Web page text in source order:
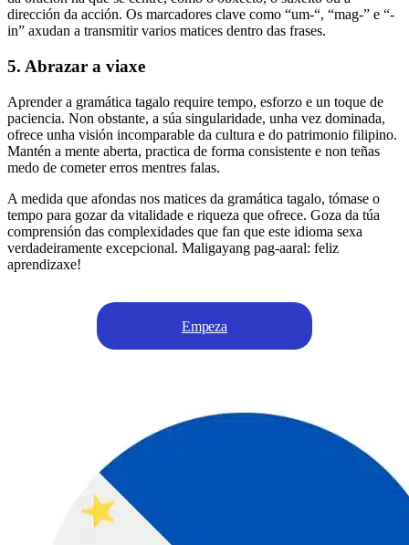
dirección da acción. Os marcadores clave como “um-“, “mag-” e “-
in” axudan a transmitir varios matices dentro das frases.
5. Abrazar a viaxe
Aprender a gramática tagalo require tempo, esforzo e un toque de
paciencia. Non obstante, a súa singularidade, unha vez dominada,
ofrece unha visión incomparable da cultura e do patrimonio filipino.
Mantén a mente aberta, practica de forma consistente e non teñas
medo de cometer erros mentres falas.
A medida que afondas nos matices da gramática tagalo, tómase o
tempo para gozar da vitalidade e riqueza que ofrece. Goza da túa
comprensión das complexidades que fan que este idioma sexa
verdadeiramente excepcional. Maligayang pag-aaral: feliz
aprendizaxe!
Empeza